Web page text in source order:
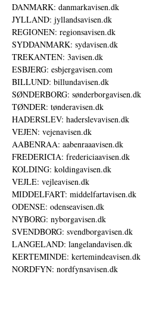
DANMARK: danmarkavisen.dk
JYLLAND: jyllandsavisen.dk
REGIONEN: regionsavisen.dk
SYDDANMARK: sydavisen.dk
TREKANTEN: 3avisen.dk
ESBJERG: esbjergavisen.com
BILLUND: billundavisen.dk
SØNDERBORG: sønderborgavisen.dk
TØNDER: tønderavisen.dk
HADERSLEV: haderslevavisen.dk
VEJEN: vejenavisen.dk
AABENRAA: aabenraaavisen.dk
FREDERICIA: fredericiaavisen.dk
KOLDING: koldingavisen.dk
VEJLE: vejleavisen.dk
MIDDELFART: middelfartavisen.dk
ODENSE: odenseavisen.dk
NYBORG: nyborgavisen.dk
SVENDBORG: svendborgavisen.dk
LANGELAND: langelandavisen.dk
KERTEMINDE: kertemindeavisen.dk
NORDFYN: nordfynsavisen.dk